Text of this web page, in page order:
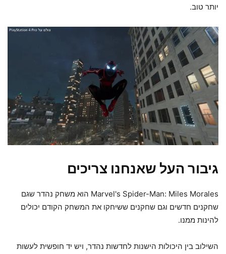
יותר טוב.
גיבור העל שאנחנו צריכים
Marvel's Spider-Man: Miles Morales הוא משחק נהדר שגם
שחקנים חדשים וגם שחקנים ששיחקו את המשחק הקודם יכולים
להינות ממנו.
השילוב בין היכולות הישנות לחדשות נהדר, ויש יד חופשית לעשות